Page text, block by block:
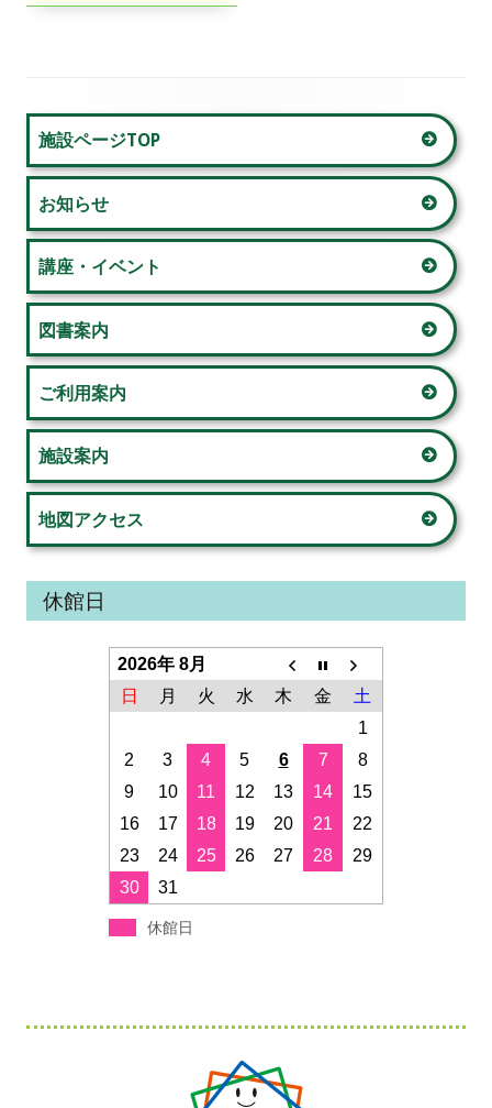
シ
ョ
ン
メ
イ
ン
サ
イ
ド
バ
ー
施設ページTOP
お知らせ
講座・イベント
図書案内
ご利用案内
施設案内
地図アクセス
休館日
2026年 8月
日
月 火 水 木 金
土
1
2
3 4 5 6 7
8
9
10 11 12 13 14
15
16
17 18 19 20 21
22
23
24 25 26 27 28
29
30
31
休館日